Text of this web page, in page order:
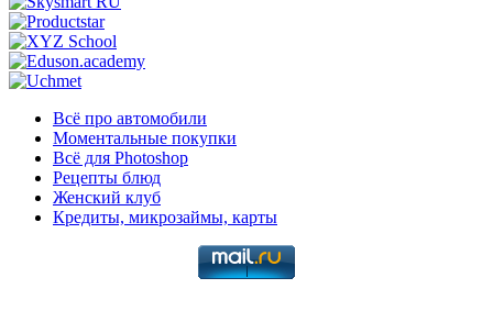
Всё про автомобили
Моментальные покупки
Всё для Photoshop
Рецепты блюд
Женский клуб
Кредиты, микрозаймы, карты